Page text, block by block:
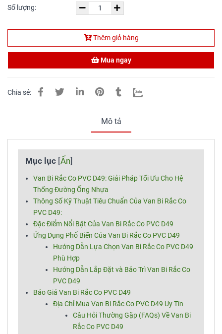
Số lượng:
Thêm giỏ hàng
Mua ngay
Chia sẻ:
Mô tả
Mục lục [Ẩn]
Van Bi Rắc Co PVC D49: Giải Pháp Tối Ưu Cho Hệ
Thống Đường Ống Nhựa
Thông Số Kỹ Thuật Tiêu Chuẩn Của Van Bi Rắc Co
PVC D49:
Đặc Điểm Nổi Bật Của Van Bi Rắc Co PVC D49
Ứng Dụng Phổ Biến Của Van Bi Rắc Co PVC D49
Hướng Dẫn Lựa Chọn Van Bi Rắc Co PVC D49
Phù Hợp
Hướng Dẫn Lắp Đặt và Bảo Trì Van Bi Rắc Co
PVC D49
Báo Giá Van Bi Rắc Co PVC D49
Địa Chỉ Mua Van Bi Rắc Co PVC D49 Uy Tín
Câu Hỏi Thường Gặp (FAQs) Về Van Bi
Rắc Co PVC D49